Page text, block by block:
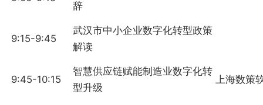
辞
9:15-9:45
武汉市中小企业数字化转型政策
解读
9:45-10:15
智慧供应链赋能制造业数字化转
型升级
上海数策